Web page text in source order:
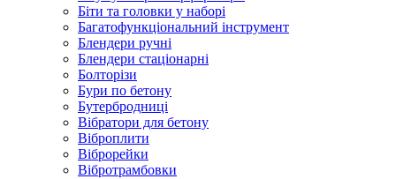
Біти та головки у наборі
Багатофункціональний інструмент
Блендери ручні
Блендери стаціонарні
Болторізи
Бури по бетону
Бутербродниці
Вібратори для бетону
Віброплити
Віброрейки
Вібротрамбовки